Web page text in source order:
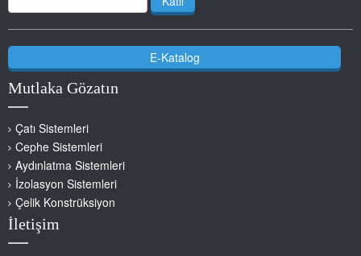
E-Katalog
Mutlaka Gözatın
Çatı Sistemleri
Cephe Sistemleri
Aydınlatma Sistemleri
İzolasyon Sistemleri
Çelik Konstrüksiyon
İletişim